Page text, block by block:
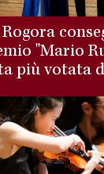
"Mario
più votata